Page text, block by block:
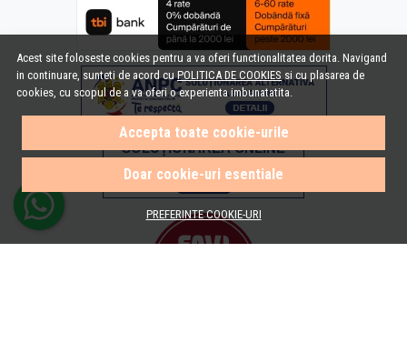
Acest site foloseste cookies pentru a va oferi functionalitatea dorita. Navigand
in continuare, sunteti de acord cuPOLITICA DE COOKIES si cu plasarea de
cookies, cu scopul de a va oferi o experienta imbunatatita.
Accepta toate cookie-urile
Doar cookie-uri esentiale
PREFERINTE COOKIE-URI